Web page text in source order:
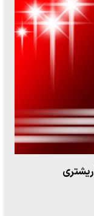
ببینید| ویدئویی جدید از لحظه زلزله ۷.۱ ریشتری